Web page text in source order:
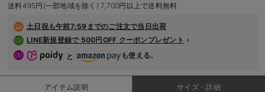
送料495円(一部地域を除く) 7,700円以上で送料無料
土日祝も午前7:59までのご注文で当日出荷
LINE新規登録で 500円OFF クーポンプレゼント
と
も使える。
アイテム説明 サイズ・詳細